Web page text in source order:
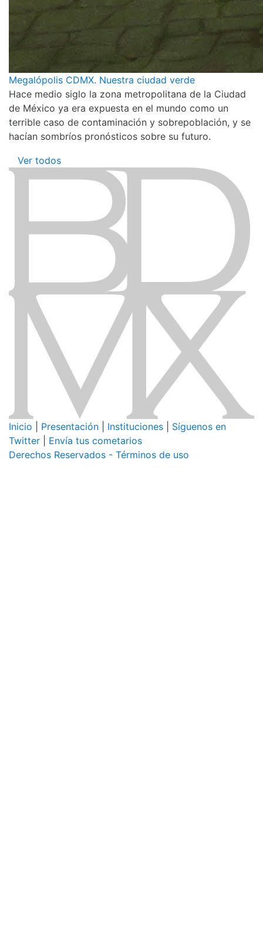
Megalópolis CDMX. Nuestra ciudad verde
Hace medio siglo la zona metropolitana de la Ciudad
de México ya era expuesta en el mundo como un
terrible caso de contaminación y sobrepoblación, y se
hacían sombríos pronósticos sobre su futuro.
Ver todos
Inicio Presentación Instituciones
Síguenos en
Twitter
Envía tus cometarios
Derechos Reservados - Términos de uso